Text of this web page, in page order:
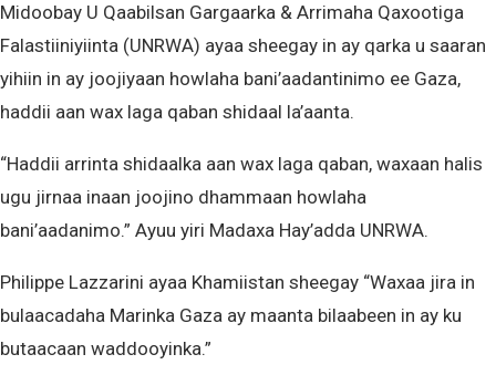
Midoobay U Qaabilsan Gargaarka & Arrimaha Qaxootiga
Falastiiniyiinta (UNRWA) ayaa sheegay in ay qarka u saaran
yihiin in ay joojiyaan howlaha bani’aadantinimo ee Gaza,
haddii aan wax laga qaban shidaal la’aanta.
“Haddii arrinta shidaalka aan wax laga qaban, waxaan halis
ugu jirnaa inaan joojino dhammaan howlaha
bani’aadanimo.” Ayuu yiri Madaxa Hay’adda UNRWA.
Philippe Lazzarini ayaa Khamiistan sheegay “Waxaa jira in
bulaacadaha Marinka Gaza ay maanta bilaabeen in ay ku
butaacaan waddooyinka.”